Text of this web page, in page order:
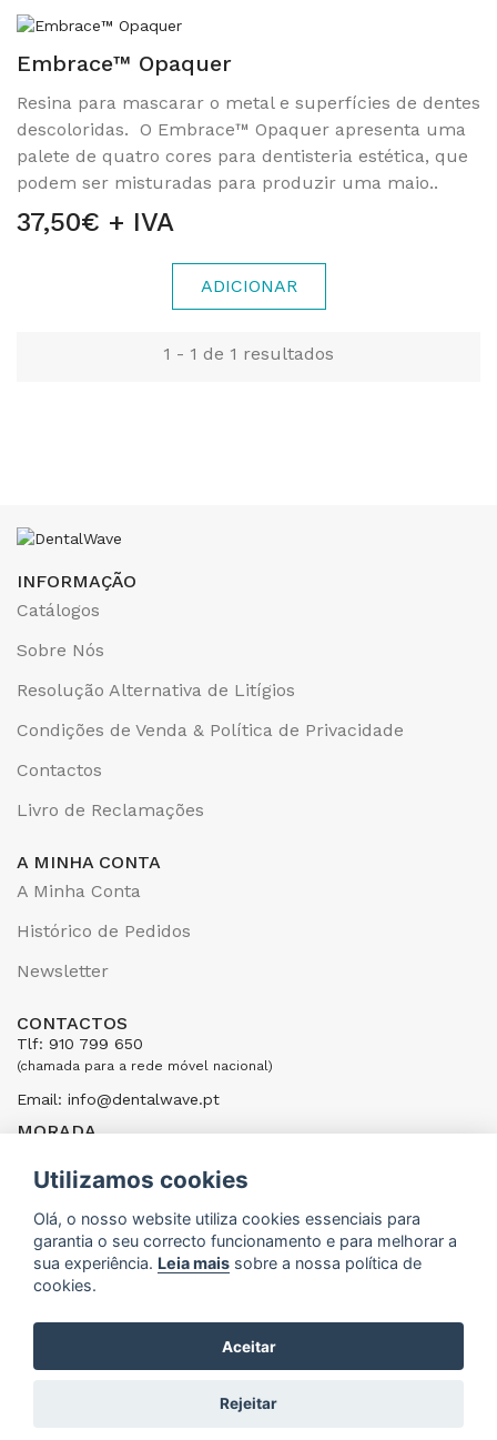
Embrace™ Opaquer
Resina para mascarar o metal e superfícies de dentes
descoloridas. O Embrace™ Opaquer apresenta uma
palete de quatro cores para dentisteria estética, que
podem ser misturadas para produzir uma maio..
37,50€ + IVA
ADICIONAR
1 - 1 de 1 resultados
INFORMAÇÃO
Catálogos
Sobre Nós
Resolução Alternativa de Litígios
Condições de Venda & Política de Privacidade
Contactos
Livro de Reclamações
A MINHA CONTA
A Minha Conta
Histórico de Pedidos
Newsletter
CONTACTOS
Tlf: 910 799 650
(chamada para a rede móvel nacional)
Email: info@dentalwave.pt
MORADA
Portugal
ENVIAR UMA MENSAGEM
DentalWave © 2015 - 2026
Utilizamos cookies
Olá, o nosso website utiliza cookies essenciais para
garantia o seu correcto funcionamento e para melhorar a
sua experiência. Leia mais sobre a nossa política de
cookies.
Aceitar
Rejeitar